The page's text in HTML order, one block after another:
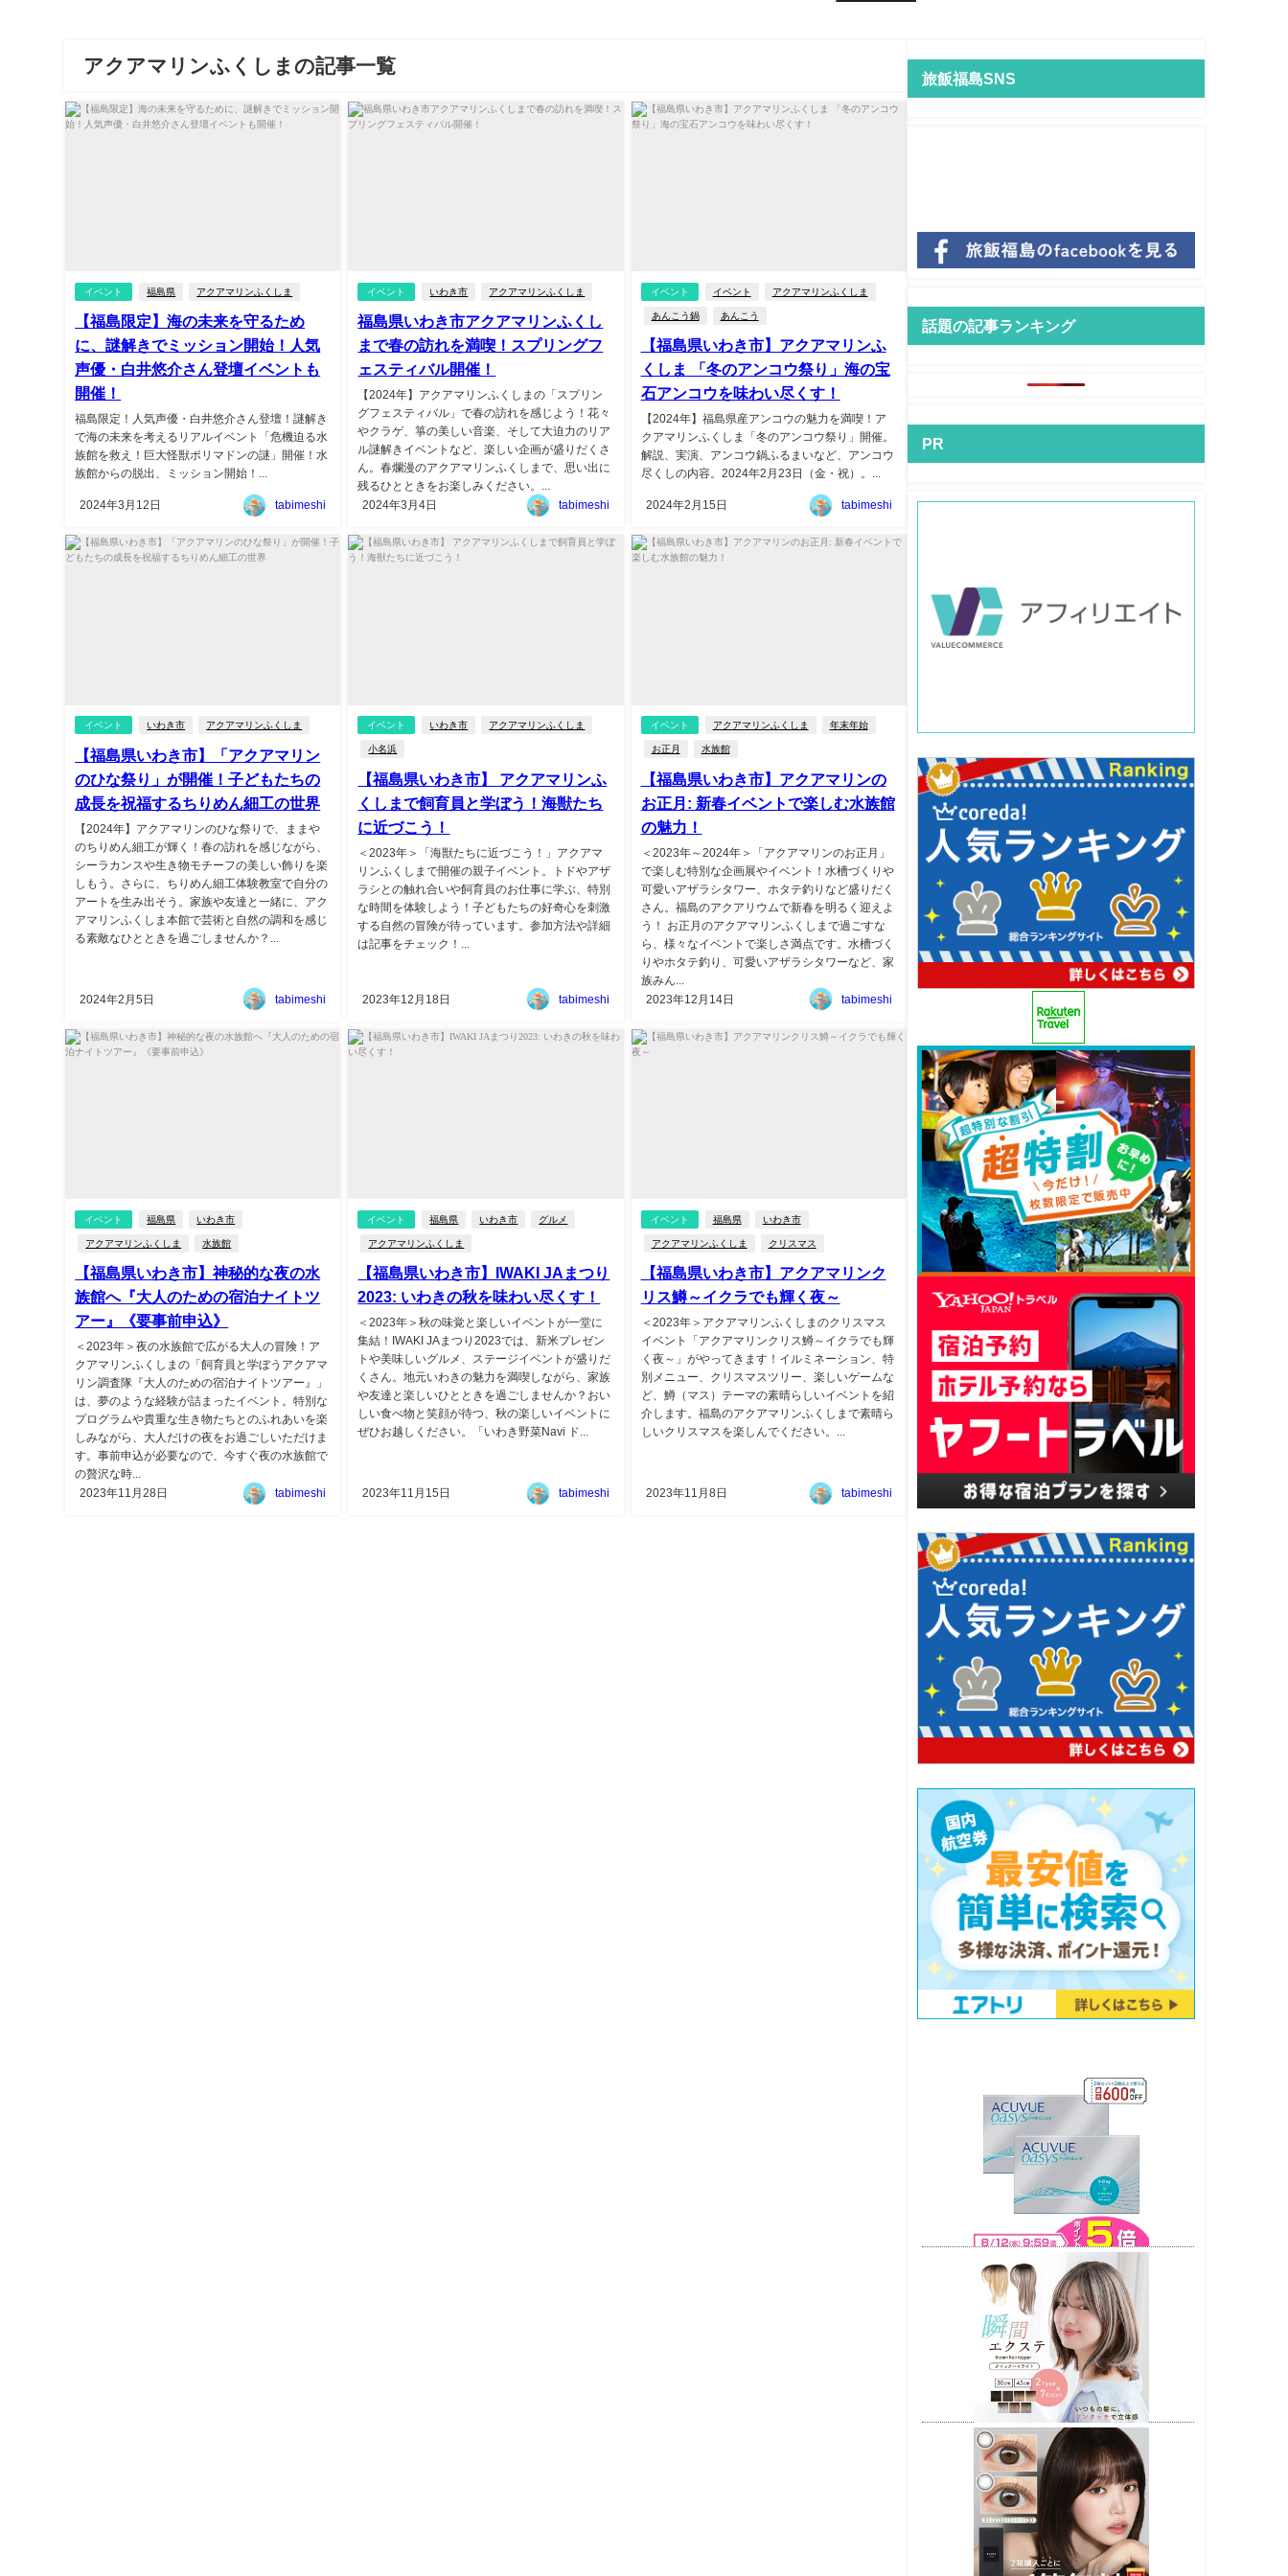
アクアマリンふくしまの記事一覧
イベント 福島県 アクアマリンふくしま
【福島限定】海の未来を守るため
に、謎解きでミッション開始！人気
声優・白井悠介さん登壇イベントも
開催！
福島限定！人気声優・白井悠介さん登壇！謎解き
で海の未来を考えるリアルイベント「危機迫る水
族館を救え！巨大怪獣ポリマドンの謎」開催！水
族館からの脱出、ミッション開始！...
2024年3月12日 tabimeshi
イベント いわき市 アクアマリンふくしま
福島県いわき市アクアマリンふくし
まで春の訪れを満喫！スプリングフ
ェスティバル開催！
【2024年】アクアマリンふくしまの「スプリン
グフェスティバル」で春の訪れを感じよう！花々
やクラゲ、箏の美しい音楽、そして大迫力のリア
ル謎解きイベントなど、楽しい企画が盛りだくさ
ん。春爛漫のアクアマリンふくしまで、思い出に
残るひとときをお楽しみください。...
2024年3月4日
tabimeshi
イベント イベント アクアマリンふくしま
あんこう鍋 あんこう
【福島県いわき市】アクアマリンふ
くしま 「冬のアンコウ祭り」海の宝
石アンコウを味わい尽くす！
【2024年】福島県産アンコウの魅力を満喫！ア
クアマリンふくしま「冬のアンコウ祭り」開催。
解説、実演、アンコウ鍋ふるまいなど、アンコウ
尽くしの内容。2024年2月23日（金・祝）。...
2024年2月15日 tabimeshi
イベント いわき市 アクアマリンふくしま
【福島県いわき市】「アクアマリン
のひな祭り」が開催！子どもたちの
成長を祝福するちりめん細工の世界
【2024年】アクアマリンのひな祭りで、ままや
のちりめん細工が輝く！春の訪れを感じながら、
シーラカンスや生き物モチーフの美しい飾りを楽
しもう。さらに、ちりめん細工体験教室で自分の
アートを生み出そう。家族や友達と一緒に、アク
アマリンふくしま本館で芸術と自然の調和を感じ
る素敵なひとときを過ごしませんか？...
2024年2月5日 tabimeshi
イベント いわき市 アクアマリンふくしま
小名浜
【福島県いわき市】 アクアマリンふ
くしまで飼育員と学ぼう！海獣たち
に近づこう！
＜2023年＞「海獣たちに近づこう！」アクアマ
リンふくしまで開催の親子イベント。トドやアザ
ラシとの触れ合いや飼育員のお仕事に学ぶ、特別
な時間を体験しよう！子どもたちの好奇心を刺激
する自然の冒険が待っています。参加方法や詳細
は記事をチェック！...
2023年12月18日 tabimeshi
イベント アクアマリンふくしま 年末年始
お正月 水族館
【福島県いわき市】アクアマリンの
お正月: 新春イベントで楽しむ水族館
の魅力！
＜2023年～2024年＞「アクアマリンのお正月」
で楽しむ特別な企画展やイベント！水槽づくりや
可愛いアザラシタワー、ホタテ釣りなど盛りだく
さん。福島のアクアリウムで新春を明るく迎えよ
う！ お正月のアクアマリンふくしまで過ごすな
ら、様々なイベントで楽しさ満点です。水槽づく
りやホタテ釣り、可愛いアザラシタワーなど、家
族みん...
2023年12月14日
tabimeshi
イベント 福島県 いわき市
アクアマリンふくしま 水族館
【福島県いわき市】神秘的な夜の水
族館へ『大人のための宿泊ナイトツ
アー』《要事前申込》
＜2023年＞夜の水族館で広がる大人の冒険！ア
クアマリンふくしまの「飼育員と学ぼうアクアマ
リン調査隊『大人のための宿泊ナイトツアー』」
は、夢のような経験が詰まったイベント。特別な
プログラムや貴重な生き物たちとのふれあいを楽
しみながら、大人だけの夜をお過ごしいただけま
す。事前申込が必要なので、今すぐ夜の水族館で
の贅沢な時...
2023年11月28日
tabimeshi
イベント 福島県 いわき市 グルメ
アクアマリンふくしま
【福島県いわき市】IWAKI JAまつり
2023: いわきの秋を味わい尽くす！
＜2023年＞秋の味覚と楽しいイベントが一堂に
集結！IWAKI JAまつり2023では、新米プレゼン
トや美味しいグルメ、ステージイベントが盛りだ
くさん。地元いわきの魅力を満喫しながら、家族
や友達と楽しいひとときを過ごしませんか？おい
しい食べ物と笑顔が待つ、秋の楽しいイベントに
ぜひお越しください。「いわき野菜Navi ド...
2023年11月15日 tabimeshi
イベント 福島県 いわき市
アクアマリンふくしま クリスマス
【福島県いわき市】アクアマリンク
リス鱒～イクラでも輝く夜～
＜2023年＞アクアマリンふくしまのクリスマス
イベント「アクアマリンクリス鱒～イクラでも輝
く夜～」がやってきます！イルミネーション、特
別メニュー、クリスマスツリー、楽しいゲームな
ど、鱒（マス）テーマの素晴らしいイベントを紹
介します。福島のアクアマリンふくしまで素晴ら
しいクリスマスを楽しんでください。...
2023年11月8日 tabimeshi
旅飯福島SNS
話題の記事ランキング
PR